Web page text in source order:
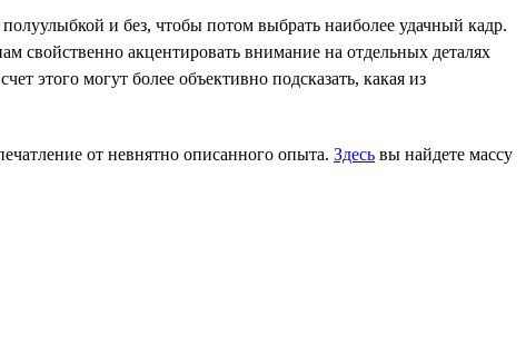
и без, чтобы потом выбрать наиболее удачный кадр.
свойственно акцентировать внимание на отдельных деталях
этого могут более объективно подсказать, какая из
от невнятно описанного опыта. Здесь вы найдете массу